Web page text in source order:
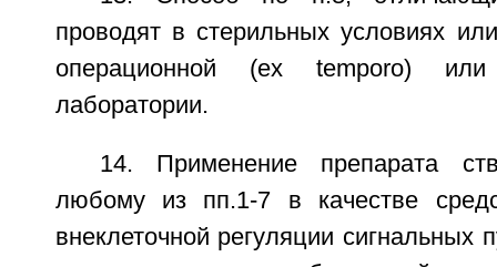
проводят в стерильных условиях
операционной (ex temporo) или
лаборатории.
14. Применение препарата
любому из пп.1-7 в качестве
внеклеточной регуляции сигнальных